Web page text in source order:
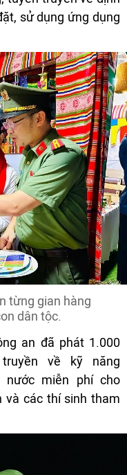
sử dụng ứng dụng
từng gian hàng
dân tộc.
an đã phát 1.000
về kỹ năng
nước miễn phí cho
và các thí sinh tham